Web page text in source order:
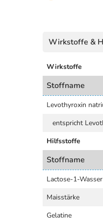
Wirkstoffe &
Wirkstoffe
Stoffname
Levothyroxin
entspricht
Hilfsstoffe
Stoffname
Lactose-1-Wasser
Maisstärke
Gelatine